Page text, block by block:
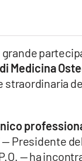
Medicina
straordinaria
Presidente
— ha